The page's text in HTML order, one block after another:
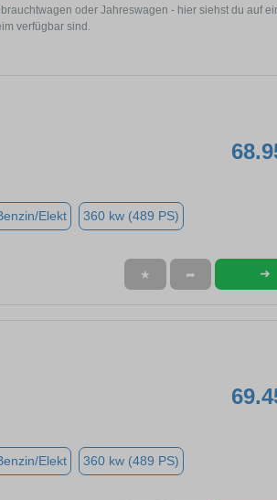
oder Jahreswagen - hier siehst du auf
verfügbar sind.
Elekt 360 kw (489 PS)
★ ➦ ➜
Elekt 360 kw (489 PS)